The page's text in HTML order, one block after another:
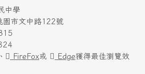
中學
市文中路122號
、 FireFox或 Edge獲得最佳瀏覽效